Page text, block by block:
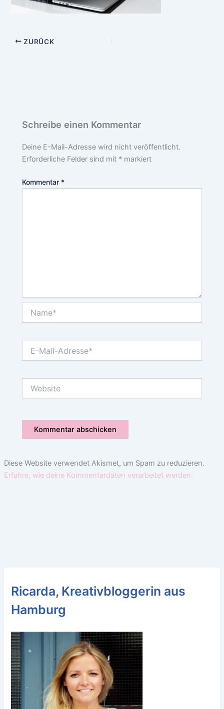
ZURÜCK
Schreibe einen Kommentar
Deine E-Mail-Adresse wird nicht veröffentlicht.
Erforderliche Felder sind mit * markiert
Kommentar *
Mail-
Diese Website verwendet Akismet, um Spam zu reduzieren.
Erfahre, wie deine Kommentardaten verarbeitet werden.
Ricarda, Kreativbloggerin aus
Hamburg